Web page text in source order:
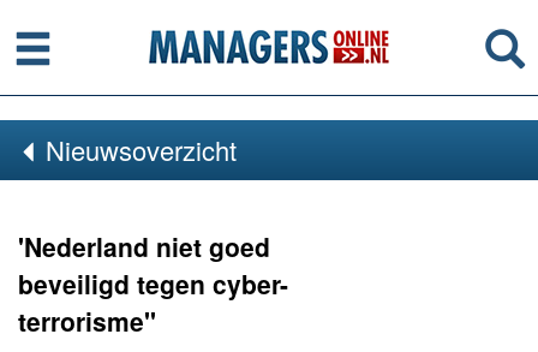
Menu
Nieuwsoverzicht
'Nederland niet goed
beveiligd tegen cyber-
terrorisme''